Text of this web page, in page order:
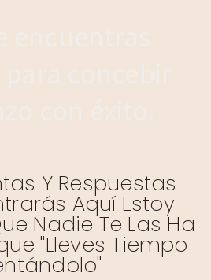
Y Respuestas
Aquí Estoy
Nadie Te Las Ha
"lleves Tiempo